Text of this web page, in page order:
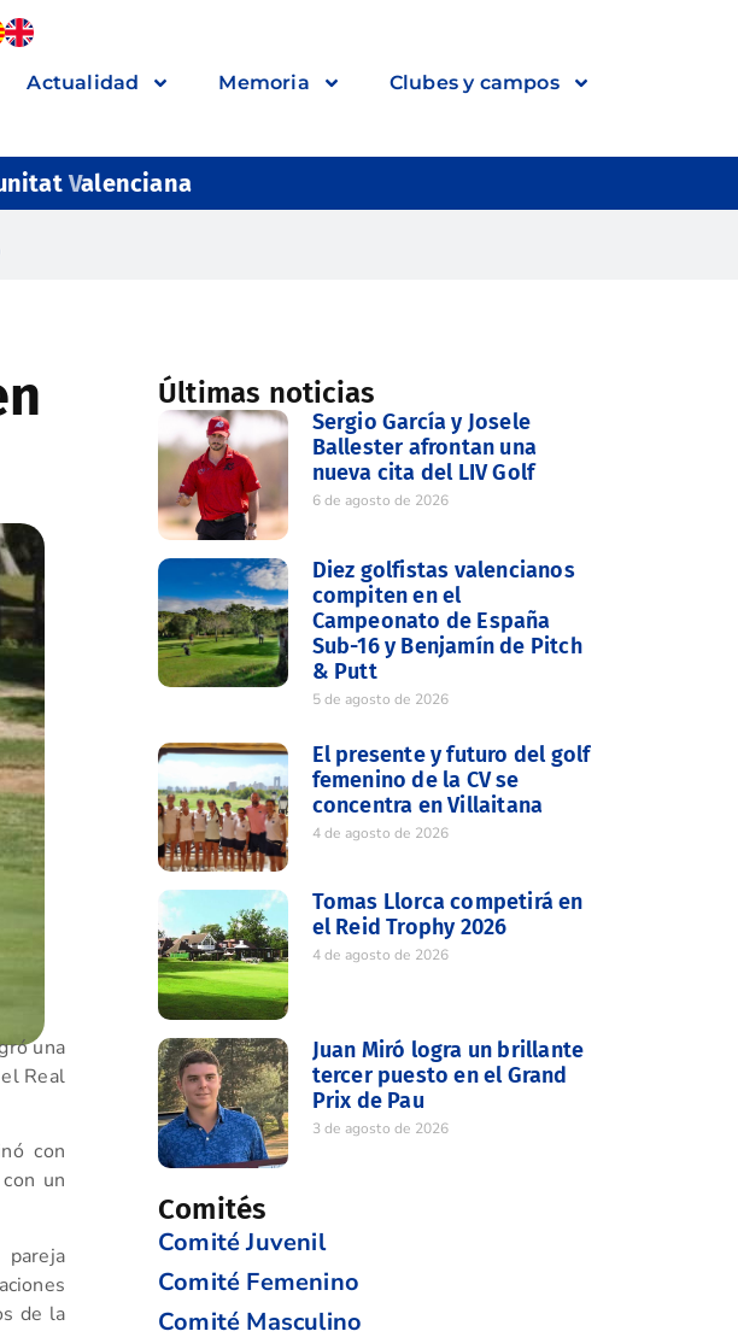
Actualidad Memoria Clubes y campos
Valenciana
una
Real
con
un
de la
Últimas noticias
Sergio García y Josele
Ballester afrontan una
nueva cita del LIV Golf
6 de agosto de 2026
Diez golfistas valencianos
compiten en el
Campeonato de España
Sub-16 y Benjamín de Pitch
& Putt
5 de agosto de 2026
El presente y futuro del golf
femenino de la CV se
concentra en Villaitana
4 de agosto de 2026
Tomas Llorca competirá en
el Reid Trophy 2026
4 de agosto de 2026
Juan Miró logra un brillante
tercer puesto en el Grand
Prix de Pau
3 de agosto de 2026
Comités
Comité Juvenil
Comité Femenino
Comité Masculino